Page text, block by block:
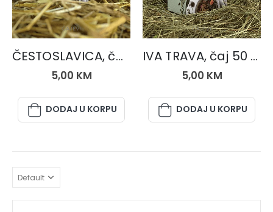
ČAJEVI
ČESTOSLAVICA, čaj 50 gr.
5,00 KM
DODAJ U KORPU
ČAJEVI
IVA TRAVA, čaj 50 gr.
5,00 KM
DODAJ U KORPU